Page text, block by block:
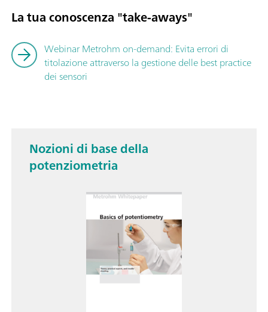
La tua conoscenza "take-aways"
Webinar Metrohm on-demand: Evita errori di
titolazione attraverso la gestione delle best practice
dei sensori
Nozioni di base della
potenziometria